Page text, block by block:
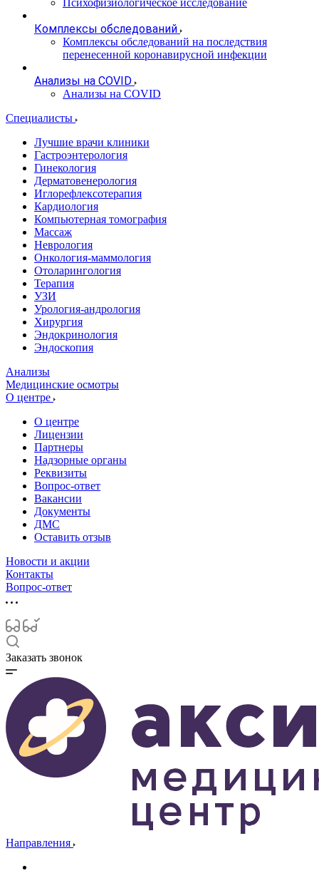
Психофизиологическое исследование
Комплексы обследований
Комплексы обследований на последствия
перенесенной коронавирусной инфекции
Анализы на COVID
Анализы на COVID
Специалисты
Лучшие врачи клиники
Гастроэнтерология
Гинекология
Дерматовенерология
Иглорефлексотерапия
Кардиология
Компьютерная томография
Массаж
Неврология
Онкология-маммология
Отоларингология
Терапия
УЗИ
Урология-андрология
Хирургия
Эндокринология
Эндоскопия
Анализы
Медицинские осмотры
О центре
О центре
Лицензии
Партнеры
Надзорные органы
Реквизиты
Вопрос-ответ
Вакансии
Документы
ДМС
Оставить отзыв
Новости и акции
Контакты
Вопрос-ответ
Заказать звонок
Направления